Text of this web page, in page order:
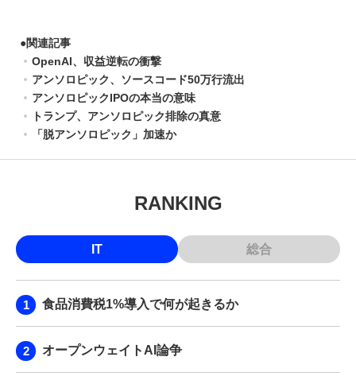
●関連記事
OpenAI、収益逆転の衝撃
アンソロピック、ソースコード50万行流出
アンソロピックIPOの本当の意味
トランプ、アンソロピック排除の真意
「脱アンソロピック」加速か
RANKING
IT 総合
食品消費税1%導入で何が起きるか
オープンウェイトAI論争